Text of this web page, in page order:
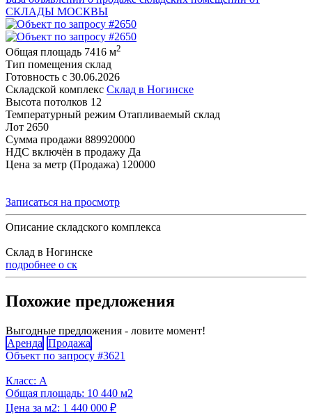
Общая площадь 7416 м2
Тип помещения склад
Готовность с 30.06.2026
Складской комплекс Склад в Ногинске
Высота потолков 12
Температурный режим Отапливаемый склад
Лот 2650
Сумма продажи 889920000
НДС включён в продажу Да
Цена за метр (Продажа) 120000
Записаться на просмотр
Описание складского комплекса
Склад в Ногинске
подробнее о ск
Похожие предложения
Выгодные предложения - ловите момент!
Аренда Продажа
Объект по запросу #3621
Класс: A
Общая площадь: 10 440 м2
Цена за м2: 1 440 000 ₽